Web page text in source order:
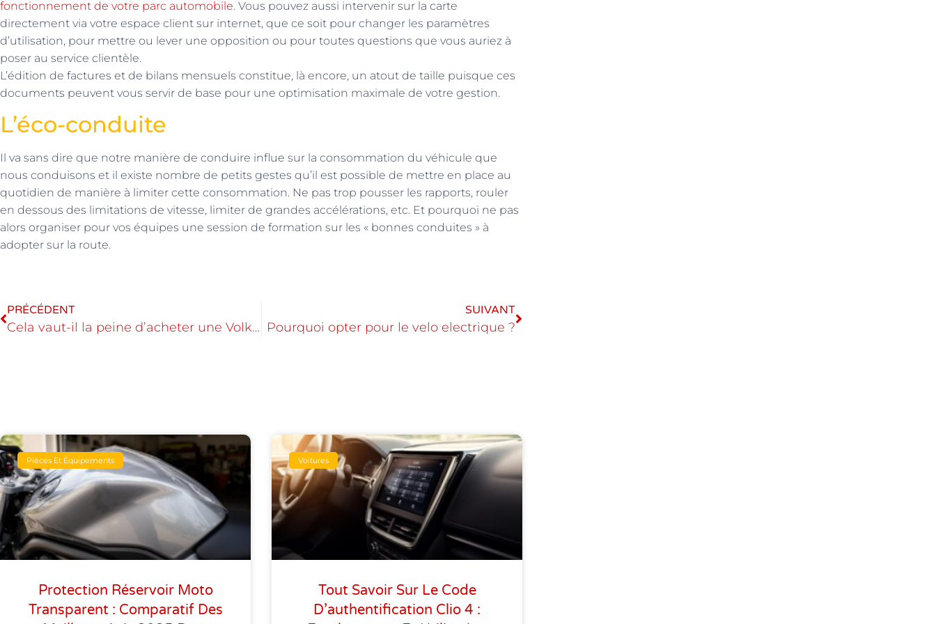
fonctionnement de votre parc automobile. Vous pouvez aussi intervenir sur la carte
directement via votre espace client sur internet, que ce soit pour changer les paramètres
d’utilisation, pour mettre ou lever une opposition ou pour toutes questions que vous auriez à
poser au service clientèle.
L’édition de factures et de bilans mensuels constitue, là encore, un atout de taille puisque ces
documents peuvent vous servir de base pour une optimisation maximale de votre gestion.
L’éco-conduite
Il va sans dire que notre manière de conduire influe sur la consommation du véhicule que
nous conduisons et il existe nombre de petits gestes qu’il est possible de mettre en place au
quotidien de manière à limiter cette consommation. Ne pas trop pousser les rapports, rouler
en dessous des limitations de vitesse, limiter de grandes accélérations, etc. Et pourquoi ne pas
alors organiser pour vos équipes une session de formation sur les « bonnes conduites » à
adopter sur la route.
PRÉCÉDENT
Cela vaut-il la peine d’acheter une Volkswagen ?
SUIVANT
Pourquoi opter pour le velo electrique ?
Pièces Et Équipements
Protection Réservoir Moto
Transparent : Comparatif Des
Voitures
Tout Savoir Sur Le Code
D’authentification Clio 4 :